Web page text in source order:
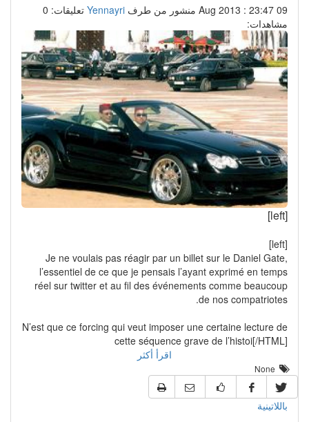
منشور من طرفYennayri تعليقات: 0
مشاهدات:
Je ne voulais pas réagir par un billet sur le Daniel Gate,
l’essentiel de ce que je pensais l’ayant exprimé en temps
réel sur twitter et au fil des événements comme beaucoup
de nos compatriotes.
N’est que ce forcing qui veut imposer une certaine lecture de
cette séquence grave de l’histoi[/HTML]
اقرأ أكثر
None
باللاتينية